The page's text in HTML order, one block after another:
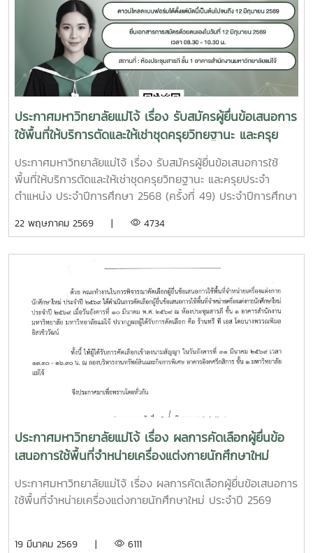
ประกาศมหาวิทยาลัยแม่โจ้ เรื่อง รับสมัครผู้ยื่นข้อเสนอการ
ใช้พื้นที่ให้บริการตัดและให้เช่าชุดครุยวิทยฐานะ และครุย
ประจำตำแหน่ง ประจำปีการศึกษา 2568 (ครั้งที่ 49)
ประจำปีการศึกษา 2569 (ครั้งที่ 50) และประจำปีการ
ศึกษา 2570 (ครั้งที่ 51)
ประกาศมหาวิทยาลัยแม่โจ้ เรื่อง รับสมัครผู้ยื่นข้อเสนอการใช้
พื้นที่ให้บริการตัดและให้เช่าชุดครุยวิทยฐานะ และครุยประจำ
ตำแหน่ง ประจำปีการศึกษา 2568 (ครั้งที่ 49) ประจำปีการศึกษา
51)ทำเนียบแถบสีครุยวิทยฐานะ และสีประจำคณะ วิทยาลัย ของ
22 พฤษภาคม 2569 | 4734
ประกาศมหาวิทยาลัยแม่โจ้ เรื่อง ผลการคัดเลือกผู้ยื่นข้อ
เสนอการใช้พื้นที่จำหน่ายเครื่องแต่งกายนักศึกษาใหม่
ประกาศมหาวิทยาลัยแม่โจ้ เรื่อง ผลการคัดเลือกผู้ยื่นข้อเสนอการ
ใช้พื้นที่จำหน่ายเครื่องแต่งกายนักศึกษาใหม่ ประจำปี 2569
19 มีนาคม 2569 | 6111